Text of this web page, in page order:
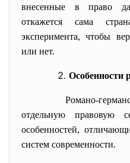
внесенные в право
откажется сама
эксперимента, чтобы
или нет.
Особенности
Романо-
отдельную правовую
особенностей,
систем современности.